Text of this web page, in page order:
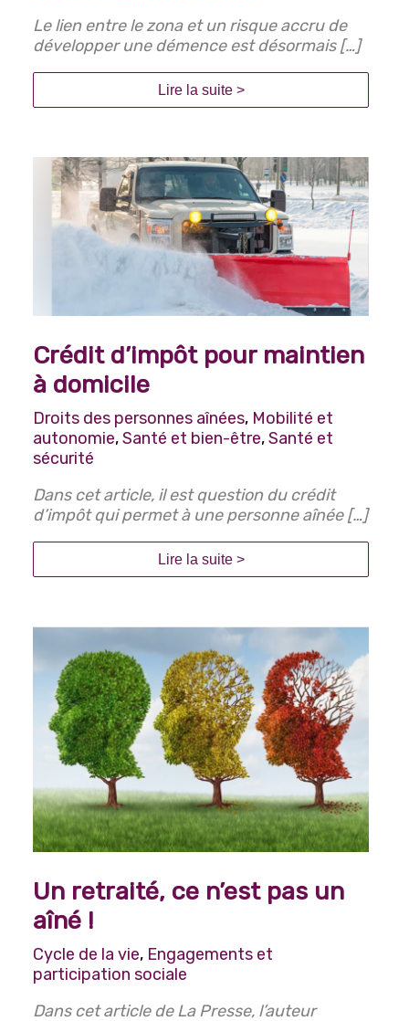
Le lien entre le zona et un risque accru de
développer une démence est désormais […]
Lire la suite >
Crédit d’impôt pour maintien
à domicile
Droits des personnes aînées, Mobilité et
autonomie,Santé et bien-être,Santé et
sécurité
Dans cet article, il est question du crédit
d’impôt qui permet à une personne aînée […]
Lire la suite >
Un retraité, ce n’est pas un
aîné !
Cycle de la vie, Engagements et
participation sociale
Dans cet article de La Presse, l’auteur